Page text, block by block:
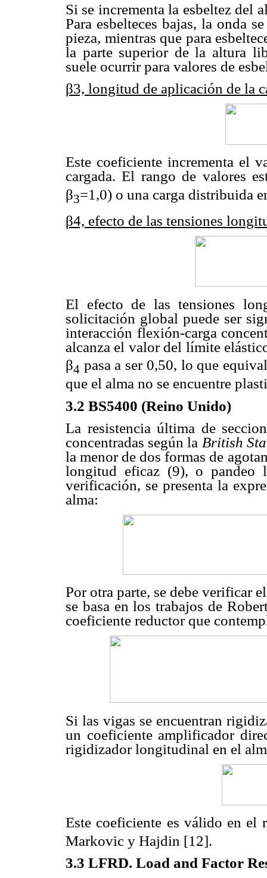
Si se incrementa la esbeltez del
Para esbelteces bajas, la onda
pieza, mientras que para
la parte superior de la altura
suele ocurrir para valores de
β3, longitud de aplicación de la
Este coeficiente incrementa el
cargada. El rango de valores
β3=1,0) o una carga distribuida
β4, efecto de las tensiones
El efecto de las tensiones
solicitación global puede ser
interacción flexión-carga
alcanza el valor del límite
β4 pasa a ser 0,50, lo que
que el alma no se encuentre
3.2 BS5400 (Reino Unido)
La resistencia última de
concentradas según la British
la menor de dos formas de
longitud eficaz (9), o pandeo
verificación, se presenta la
alma:
Por otra parte, se debe verificar
se basa en los trabajos de
coeficiente reductor que
Si las vigas se encuentran
un coeficiente amplificador
rigidizador longitudinal en el
Este coeficiente es válido en el
Markovic y Hajdin [12].
3.3 LFRD. Load and Factor